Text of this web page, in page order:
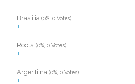
Brasiilia (0%, 0 Votes)
Rootsi (0%, 0 Votes)
Argentiina (0%, 0 Votes)